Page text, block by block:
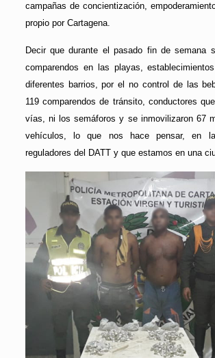
campañas de concientización,
propio por Cartagena.
Decir que durante el pasado fin de semana
comparendos en las playas,
diferentes barrios, por el no control de las
119 comparendos de tránsito, conductores
vías, ni los semáforos y se inmovilizaron 67
vehículos, lo que nos hace pensar, en
reguladores del DATT y que estamos en una